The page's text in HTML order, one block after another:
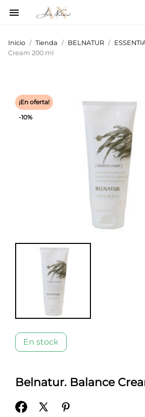

Inicio Tienda BELNATUR
Cream 200 ml
¡En oferta!
-10%
En stock
Belnatur. Balance